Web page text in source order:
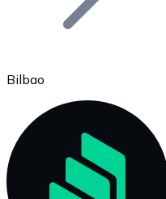
Ethereum
ETH
Bilbao